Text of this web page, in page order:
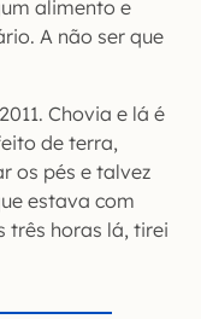
alimento e
A não ser que
Chovia e lá é
de terra,
os pés e talvez
estava com
três horas lá, tirei